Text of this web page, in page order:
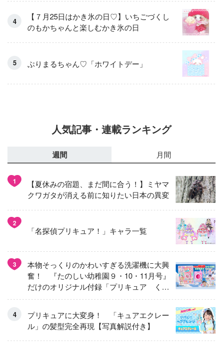
【７月25日はかき氷の日♡】いちごづくし
のもかちゃんと楽しむかき氷の日
ぷりまるちゃん♡「ホワイトデー」
人気記事・連載ランキング
週間 月間
1
【夏休みの宿題、まだ間に合う！】ミヤマ
クワガタが消える前に知りたい日本の異変
2
「名探偵プリキュア！」キャラ一覧
3
本物そっくりのかわいすぎる洗濯機に大興
奮！ 『たのしい幼稚園９・10・11月号』
だけのオリジナル付録「プリキュア くる
くるせんたくき」
プリキュアに大変身！ 「キュアエクレー
ル」の髪型完全再現【写真解説付き】